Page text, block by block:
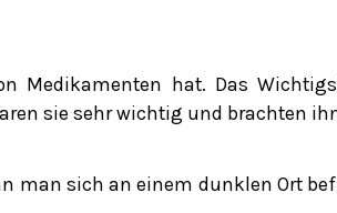
Medikamenten hat. Das
sie sehr wichtig und brachten
man sich an einem dunklen Ort